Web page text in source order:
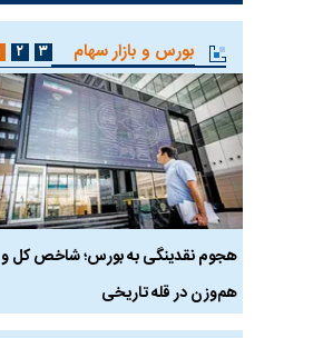
بورس و بازار سهام
هجوم نقدینگی به بورس؛ شاخص کل و
هم‌وزن در قله تاریخی
۲ ۳